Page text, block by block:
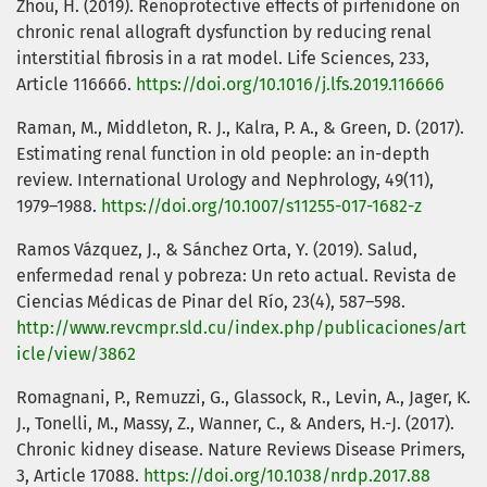
Zhou, H. (2019). Renoprotective effects of pirfenidone on
chronic renal allograft dysfunction by reducing renal
interstitial fibrosis in a rat model. Life Sciences, 233,
Article 116666. https://doi.org/10.1016/j.lfs.2019.116666
Raman, M., Middleton, R. J., Kalra, P. A., & Green, D. (2017).
Estimating renal function in old people: an in-depth
review. International Urology and Nephrology, 49(11),
1979–1988. https://doi.org/10.1007/s11255-017-1682-z
Ramos Vázquez, J., & Sánchez Orta, Y. (2019). Salud,
enfermedad renal y pobreza: Un reto actual. Revista de
Ciencias Médicas de Pinar del Río, 23(4), 587–598.
http://www.revcmpr.sld.cu/index.php/publicaciones/art
icle/view/3862
Romagnani, P., Remuzzi, G., Glassock, R., Levin, A., Jager, K.
J., Tonelli, M., Massy, Z., Wanner, C., & Anders, H.-J. (2017).
Chronic kidney disease. Nature Reviews Disease Primers,
3, Article 17088. https://doi.org/10.1038/nrdp.2017.88